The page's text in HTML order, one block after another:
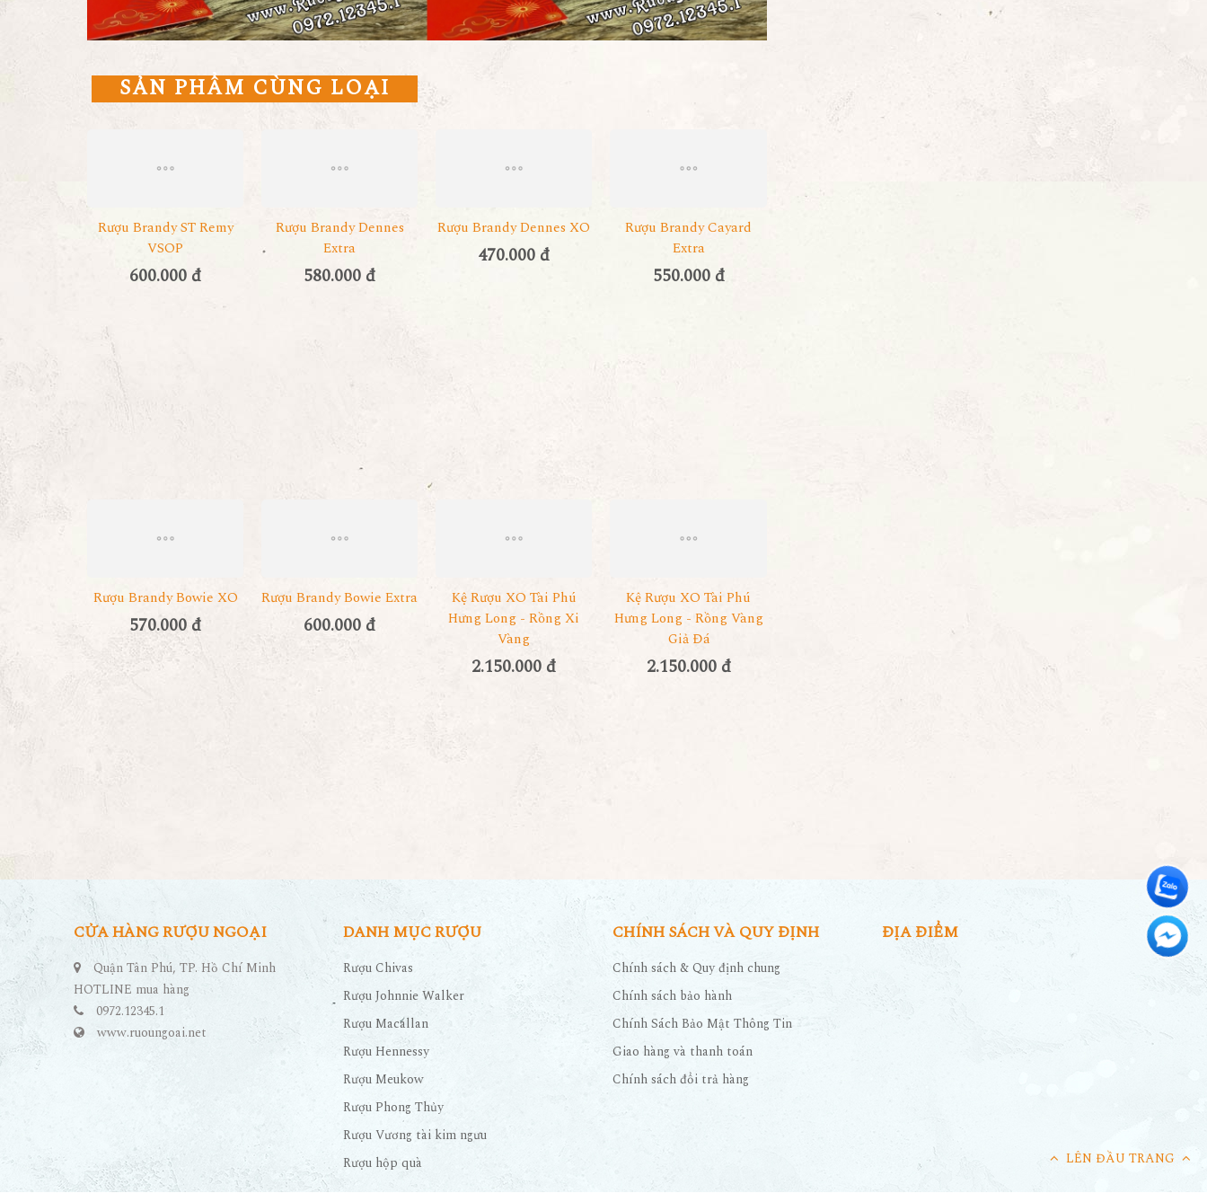
SẢN PHẨM CÙNG LOẠI
Rượu Brandy ST Remy
VSOP
600.000 đ
Rượu Brandy Dennes
Extra
580.000 đ
Rượu Brandy Dennes XO
470.000 đ
Rượu Brandy Cayard
Extra
550.000 đ
Rượu Brandy Bowie XO
570.000 đ
Rượu Brandy Bowie Extra
600.000 đ
Kệ Rượu XO Tài Phú
Hưng Long - Rồng Xi
Vàng
2.150.000 đ
Kệ Rượu XO Tài Phú
Hưng Long - Rồng Vàng
Giả Đá
2.150.000 đ
LÊN ĐẦU TRANG
CỬA HÀNG RƯỢU NGOẠI
Quận Tân Phú, TP. Hồ Chí Minh
HOTLINE mua hàng
0972.12345.1
www.ruoungoai.net
DANH MỤC RƯỢU
Rượu Chivas
Rượu Johnnie Walker
Rượu Macallan
Rượu Hennessy
Rượu Meukow
Rượu Phong Thủy
Rượu Vương tài kim ngưu
Rượu hộp quà
CHÍNH SÁCH VÀ QUY ĐỊNH
Chính sách & Quy định chung
Chính sách bảo hành
Chính Sách Bảo Mật Thông Tin
Giao hàng và thanh toán
Chính sách đổi trả hàng
ĐỊA ĐIỂM